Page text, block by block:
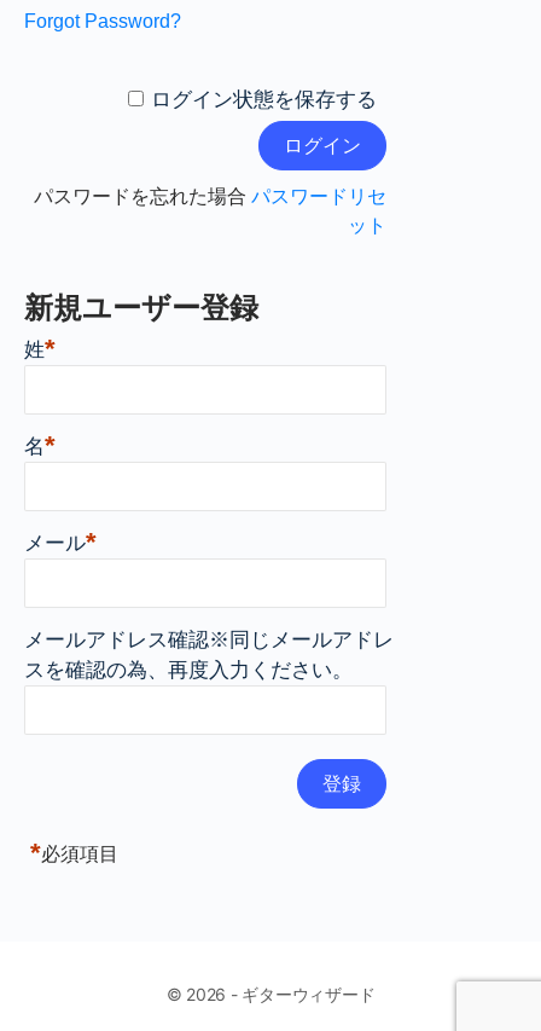
Forgot Password?
ログイン状態を保存する
パスワードを忘れた場合 パスワードリセ
ット
新規ユーザー登録
姓*
名*
メール*
メールアドレス確認※同じメールアドレ
スを確認の為、再度入力ください。
*必須項目
© 2026 - ギターウィザード